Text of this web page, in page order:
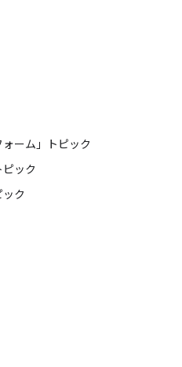
ーム」トピック
ック
ク